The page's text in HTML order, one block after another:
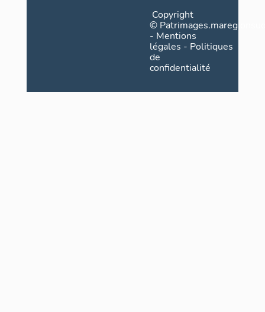
Copyright
©
- Mentions
légales - Politiques
de
confidentialité